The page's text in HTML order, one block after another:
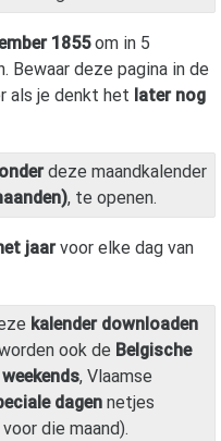
1855om in 5
Bewaar deze pagina in de
als je denkt het later nog
deze maandkalender
, te openen.
jaarvoor elke dag van
kalender downloaden
ook de Belgische
, Vlaamse
dagen netjes
die maand).